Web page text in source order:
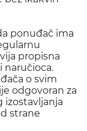
ponuđač ima
propisna
naručioca.
o svim
odgovoran za
izostavljanja
strane